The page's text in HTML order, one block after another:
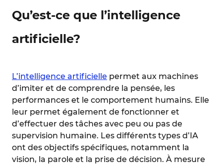
Qu’est-ce que l’intelligence
artificielle?
L’intelligence artificielle permet aux machines
d’imiter et de comprendre la pensée, les
performances et le comportement humains. Elle
leur permet également de fonctionner et
d’effectuer des tâches avec peu ou pas de
supervision humaine. Les différents types d’IA
ont des objectifs spécifiques, notamment la
vision, la parole et la prise de décision. À mesure